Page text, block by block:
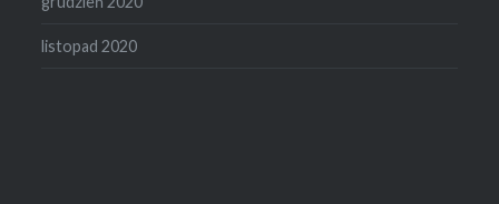
listopad 2020